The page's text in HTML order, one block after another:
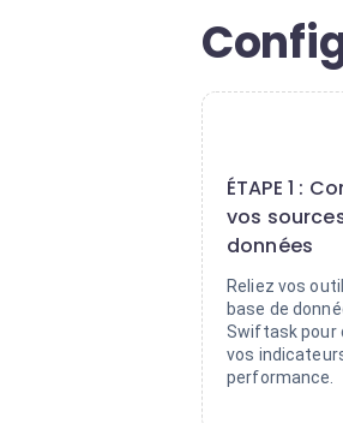
ÉTAPE 1 :
vos
données
Reliez vos
base de
Swiftask pour
vos
performance.